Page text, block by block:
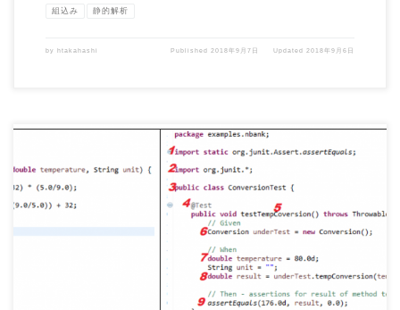
組込み 静的解析
by htakahashi Published 2018年9月7日 Updated 2018年9月6日
今回は、JUnitテストのセットアップ、作成、実行方法に関する簡単なJUnitチュート